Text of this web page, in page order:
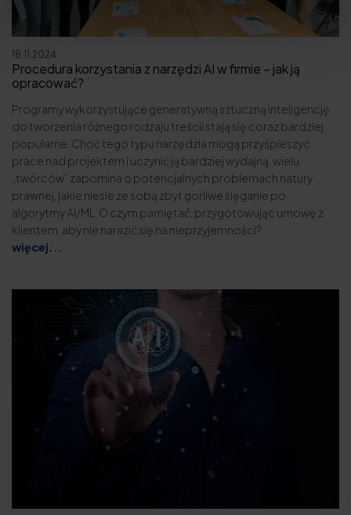
18.11.2024
Procedura korzystania z narzędzi AI w firmie – jak ją
opracować?
Programy wykorzystujące generatywną sztuczną inteligencję
do tworzenia różnego rodzaju treścii stają się coraz bardziej
popularne. Choć tego typu narzędzia mogą przyśpieszyć
prace nad projektem i uczynić ją bardziej wydajną, wielu
„twórców” zapomina o potencjalnych problemach natury
prawnej, jakie niesie ze sobą zbyt gorliwe sięganie po
algorytmy AI/ML. O czym pamiętać, przygotowując umowę z
klientem, aby nie narazić się na nieprzyjemności?
więcej...